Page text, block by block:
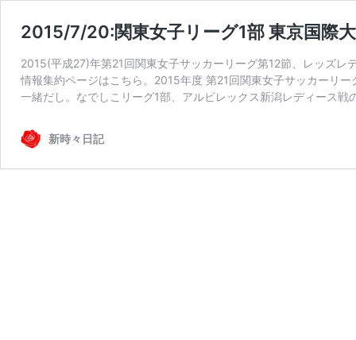
2015/7/20:関東女子リーグ1部 東京国際
2015(平成27)年第21回関東女子サッカーリーグ第12節、レッズ
情報集約ページはこちら。2015年度 第21回関東女子サッカーリ
一緒だし。なでしこリーグ1部、アルビレックス新潟レディース
新時々日記